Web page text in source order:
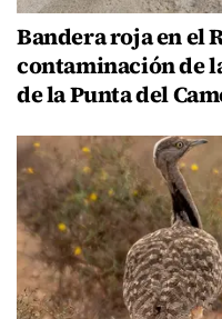
Bandera roja en el
contaminación de
de la Punta del